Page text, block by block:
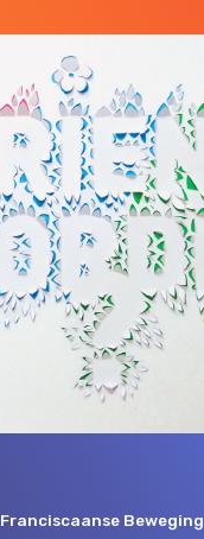
Franciscaanse Beweging